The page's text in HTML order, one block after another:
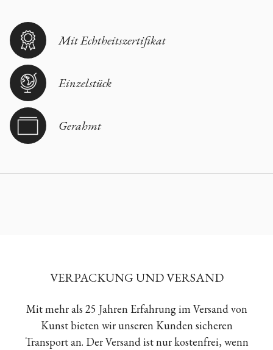
Mit Echtheitszertifikat
Einzelstück
Gerahmt
VERPACKUNG UND VERSAND
Mit mehr als 25 Jahren Erfahrung im Versand von
Kunst bieten wir unseren Kunden sicheren
Transport an. Der Versand ist nur kostenfrei, wenn